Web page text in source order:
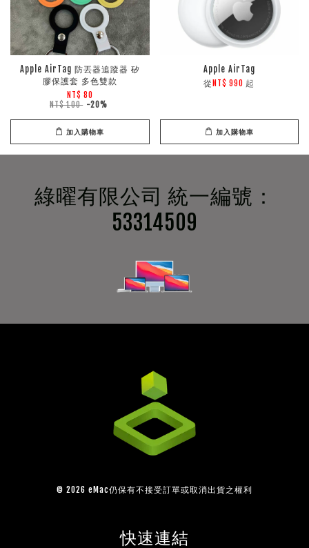
Apple AirTag 防丟器追蹤器 矽
膠保護套 多色雙款
NT$ 80
NT$ 100 -20%
加入購物車
Apple AirTag
從 NT$ 990 起
加入購物車
綠曜有限公司 統一編號：
53314509
© 2026 eMac仍保有不接受訂單或取消出貨之權利
快速連結